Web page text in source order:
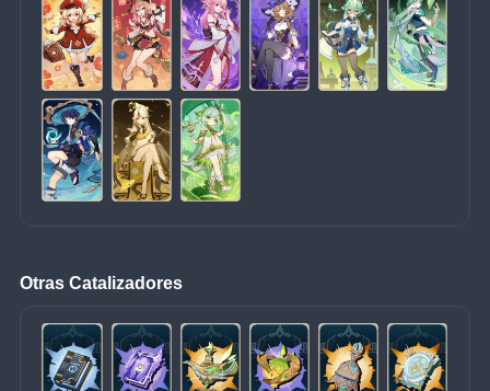
Otras Catalizadores